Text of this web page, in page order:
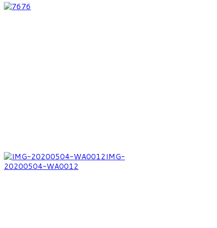
76
IMG-
20200504-WA0012